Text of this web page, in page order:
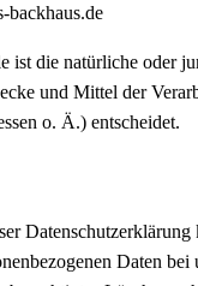
ist die natürliche oder
und Mittel der
o. Ä.) entscheidet.
Daten